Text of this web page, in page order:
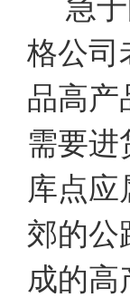
急
格公司
品高产
需要进
库点
郊的公
成的高